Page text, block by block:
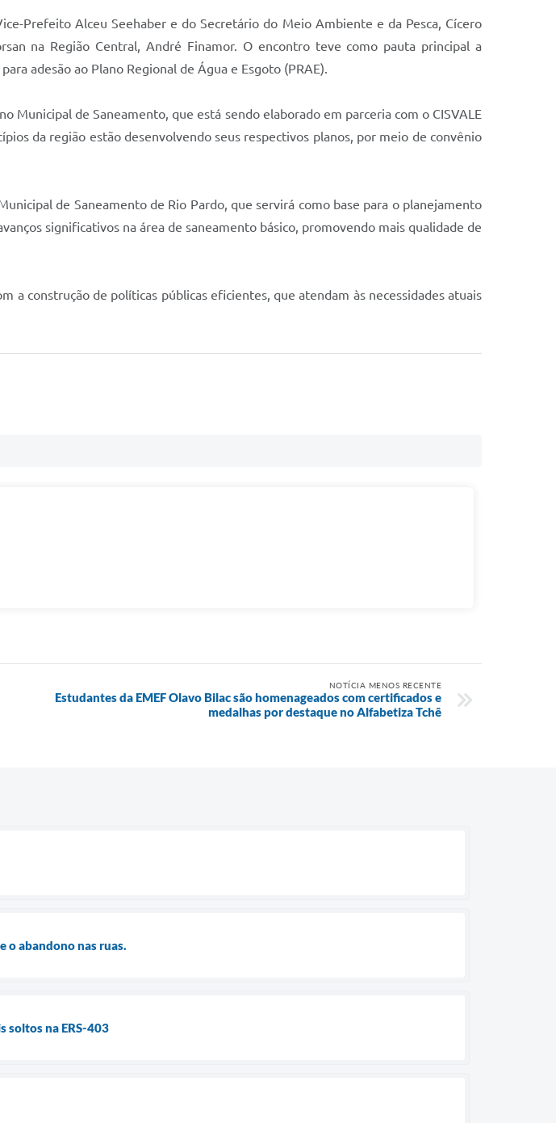
Prefeito Alceu Seehaber e do Secretário do Meio Ambiente e da Pesca, Cícero
na Região Central, André Finamor. O encontro teve como pauta principal a
adesão ao Plano Regional de Água e Esgoto (PRAE).
Municipal de Saneamento, que está sendo elaborado em parceria com o CISVALE
da região estão desenvolvendo seus respectivos planos, por meio de convênio
de Saneamento de Rio Pardo, que servirá como base para o planejamento
significativos na área de saneamento básico, promovendo mais qualidade de
construção de políticas públicas eficientes, que atendam às necessidades atuais
NOTÍCIA MENOS RECENTE
Estudantes da EMEF Olavo Bilac são homenageados com certificados e
medalhas por destaque no Alfabetiza Tchê
o abandono nas ruas.
soltos na ERS-403